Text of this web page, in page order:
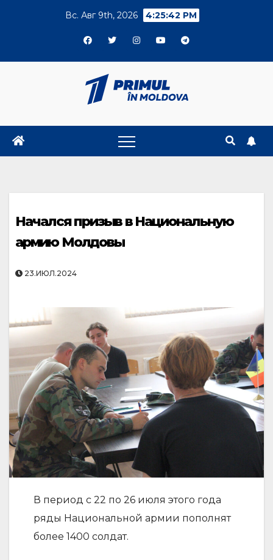
Вс. Авг 9th, 2026 4:25:42 PM
Начался призыв в Национальную
армию Молдовы
23.ИЮЛ.2024
В период с 22 по 26 июля этого года
ряды Национальной армии пополнят
более 1400 солдат.